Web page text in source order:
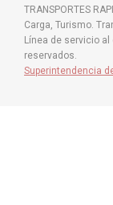
TRANSPORTES
Carga, Turismo.
Línea de servicio
reservados.
Superintendencia